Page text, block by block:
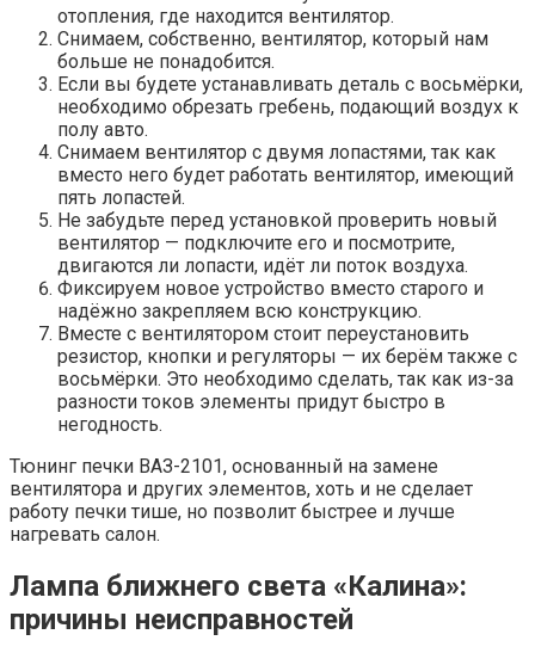
отопления, где находится вентилятор.
Снимаем, собственно, вентилятор, который нам
больше не понадобится.
Если вы будете устанавливать деталь с восьмёрки,
необходимо обрезать гребень, подающий воздух к
полу авто.
Снимаем вентилятор с двумя лопастями, так как
вместо него будет работать вентилятор, имеющий
пять лопастей.
Не забудьте перед установкой проверить новый
вентилятор — подключите его и посмотрите,
двигаются ли лопасти, идёт ли поток воздуха.
Фиксируем новое устройство вместо старого и
надёжно закрепляем всю конструкцию.
Вместе с вентилятором стоит переустановить
резистор, кнопки и регуляторы — их берём также с
восьмёрки. Это необходимо сделать, так как из-за
разности токов элементы придут быстро в
негодность.
Тюнинг печки ВАЗ-2101, основанный на замене
вентилятора и других элементов, хоть и не сделает
работу печки тише, но позволит быстрее и лучше
нагревать салон.
Лампа ближнего света «Калина»:
причины неисправностей